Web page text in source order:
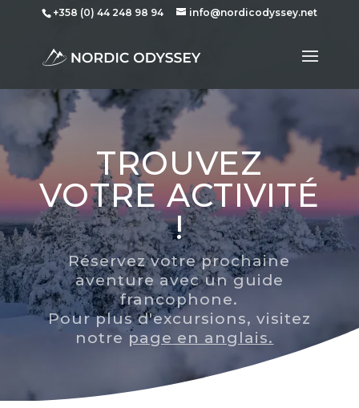
+358 (0) 44 248 98 94 info@nordicodyssey.net
TROUVEZ
VOTRE ACTIVITÉ
!
Réservez votre prochaine
aventure avec un guide
francophone.
Pour plus d'excursions, visitez
notre page en anglais.